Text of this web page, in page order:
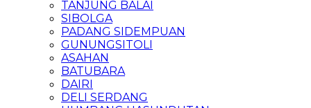
TANJUNG BALAI
SIBOLGA
PADANG SIDEMPUAN
GUNUNGSITOLI
ASAHAN
BATUBARA
DAIRI
DELI SERDANG